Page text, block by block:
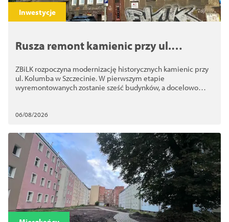
Inwestycje
Rusza remont kamienic przy ul.
budynków
ZBiLK rozpoczyna modernizację historycznych kamienic przy
ul. Kolumba w Szczecinie. W pierwszym etapie
wyremontowanych zostanie sześć budynków, a docelowo
06/08/2026